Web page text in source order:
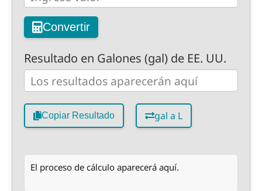
Convertir
Resultado en Galones (gal) de EE. UU.
Copiar Resultado gal a L
El proceso de cálculo aparecerá aquí.